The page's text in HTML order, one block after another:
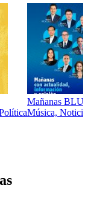
Mañanas BLU
Música,